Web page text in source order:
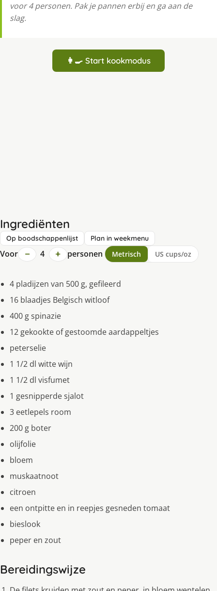
voor 4 personen. Pak je pannen erbij en ga aan de
slag.
👩‍🍳 Start kookmodus
Ingrediënten
Op boodschappenlijst Plan in weekmenu
Voor − 4 + personen Metrisch US cups/oz
4 pladijzen van 500 g, gefileerd
16 blaadjes Belgisch witloof
400 g spinazie
12 gekookte of gestoomde aardappeltjes
peterselie
1 1/2 dl witte wijn
1 1/2 dl visfumet
1 gesnipperde sjalot
3 eetlepels room
200 g boter
olijfolie
bloem
muskaatnoot
citroen
een ontpitte en in reepjes gesneden tomaat
bieslook
peper en zout
Bereidingswijze